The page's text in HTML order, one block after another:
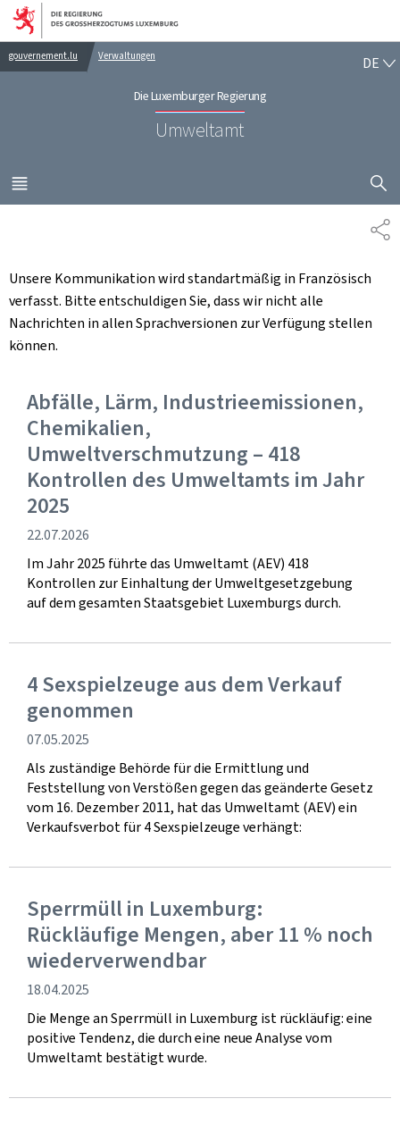
Zur Hauptnavigation
Zum Inhalt
gouvernement.lu Verwaltungen
Die Luxemburger Regierung
Umweltamt
DE
MENÜ
HAUPT-
Unsere Kommunikation wird standartmäßig in Französisch
verfasst. Bitte entschuldigen Sie, dass wir nicht alle
Nachrichten in allen Sprachversionen zur Verfügung stellen
können.
Abfälle, Lärm, Industrieemissionen,
Chemikalien,
Umweltverschmutzung – 418
Kontrollen des Umweltamts im Jahr
2025
Veröffentlichung
22.07.2026
Im Jahr 2025 führte das Umweltamt (AEV) 418
Kontrollen zur Einhaltung der Umweltgesetzgebung
auf dem gesamten Staatsgebiet Luxemburgs durch.
4 Sexspielzeuge aus dem Verkauf
genommen
Veröffentlichung
07.05.2025
Als zuständige Behörde für die Ermittlung und
Feststellung von Verstößen gegen das geänderte Gesetz
vom 16. Dezember 2011, hat das Umweltamt (AEV) ein
Verkaufsverbot für 4 Sexspielzeuge verhängt:
Sperrmüll in Luxemburg:
Rückläufige Mengen, aber 11 % noch
wiederverwendbar
Veröffentlichung
18.04.2025
Die Menge an Sperrmüll in Luxemburg ist rückläufig: eine
positive Tendenz, die durch eine neue Analyse vom
Umweltamt bestätigt wurde.